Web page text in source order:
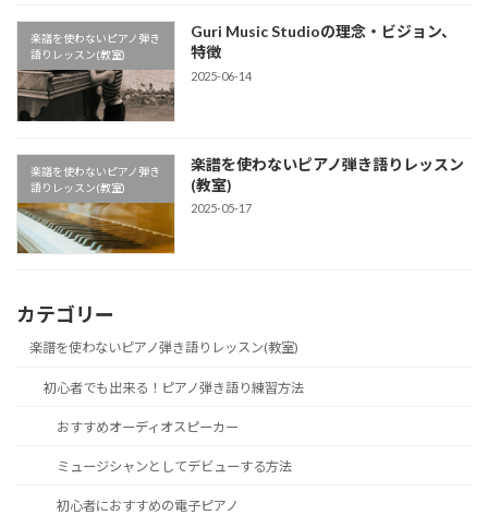
楽譜を使わないピアノ弾き
語りレッスン(教室)
Guri Music Studioの理念・ビジョン、
特徴
2025-06-14
楽譜を使わないピアノ弾き
語りレッスン(教室)
楽譜を使わないピアノ弾き語りレッスン
(教室)
2025-05-17
カテゴリー
楽譜を使わないピアノ弾き語りレッスン(教室)
初心者でも出来る！ピアノ弾き語り練習方法
おすすめオーディオスピーカー
ミュージシャンとしてデビューする方法
初心者におすすめの電子ピアノ